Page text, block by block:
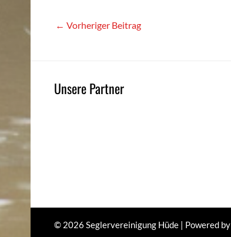
← Vorheriger Beitrag
Unsere Partner
© 2026 Seglervereinigung Hüde | Powered by